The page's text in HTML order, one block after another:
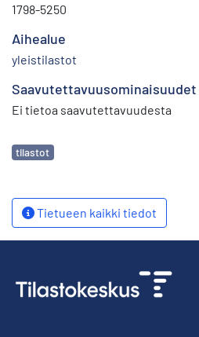
1798-5250
Aihealue
yleistilastot
Saavutettavuusominaisuudet
Ei tietoa saavutettavuudesta
Avainsanat
tilastot
Tietueen kaikki tiedot